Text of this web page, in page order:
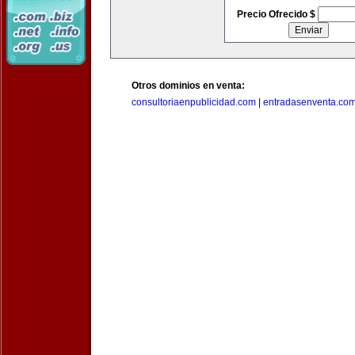
Precio Ofrecido $
Otros dominios en venta:
consultoriaenpublicidad.com